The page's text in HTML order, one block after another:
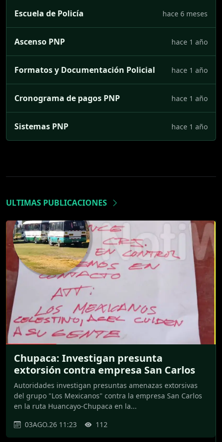
Escuela de Policía hace 6 meses
Ascenso PNP hace 1 año
Formatos y Documentación Policial hace 1 año
Cronograma de pagos PNP hace 1 año
Sistemas PNP hace 1 año
ULTIMAS PUBLICACIONES
Chupaca: Investigan presunta
extorsión contra empresa San Carlos
Autoridades investigan presuntas amenazas extorsivas
del grupo "Los Mexicanos" contra la empresa San Carlos
en la ruta Huancayo-Chupaca en la...
03AGO.26 11:23
112